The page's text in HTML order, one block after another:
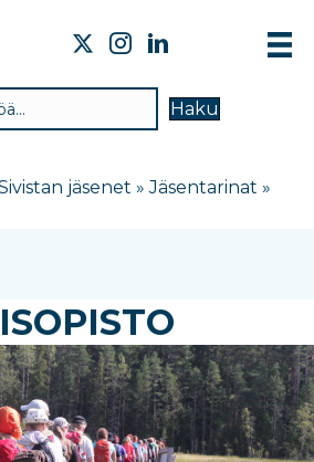
Haku
jäsenet »Jäsentarinat »